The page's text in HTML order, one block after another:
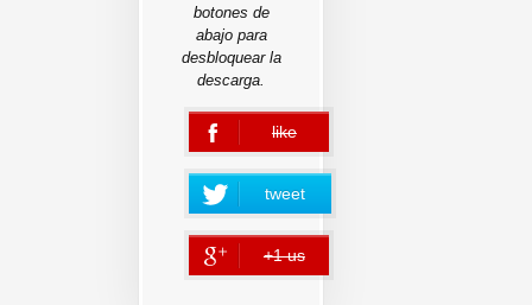
botones de
abajo para
desbloquear la
descarga.
like
error
tweet
+1 us
error